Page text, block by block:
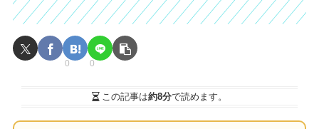
0 0
この記事は約8分で読めます。